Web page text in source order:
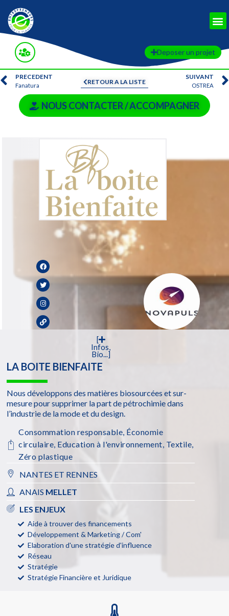
Deposer un projet
RETOUR A LA LISTE
PRECEDENT
Fanatura
SUIVANT
OSTREA
NOUS CONTACTER / ACCOMPAGNER
[
Infos,
Bio...]
LA BOITE BIENFAITE
Nous développons des matières biosourcées et sur-
mesure pour supprimer la part de pétrochimie dans
l’industrie de la mode et du design.
Consommation responsable, Économie
circulaire, Education à l'environnement, Textile,
Zéro plastique
NANTES ET RENNES
ANAIS MELLET
LES ENJEUX
Aide à trouver des financements
Développement & Marketing / Com'
Elaboration d'une stratégie d'influence
Réseau
Stratégie
Stratégie Financière et Juridique